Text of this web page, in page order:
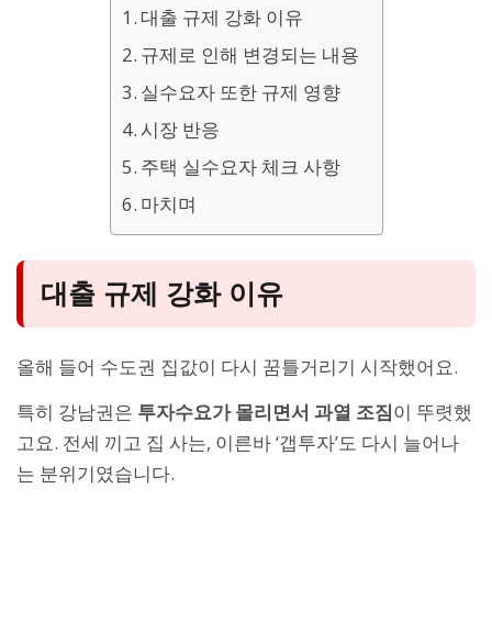
대출 규제 강화 이유
규제로 인해 변경되는 내용
실수요자 또한 규제 영향
시장 반응
주택 실수요자 체크 사항
마치며
대출 규제 강화 이유
올해 들어 수도권 집값이 다시 꿈틀거리기 시작했어요.
특히 강남권은 투자수요가 몰리면서 과열 조짐이 뚜렷했
고요. 전세 끼고 집 사는, 이른바 ‘갭투자’도 다시 늘어나
는 분위기였습니다.